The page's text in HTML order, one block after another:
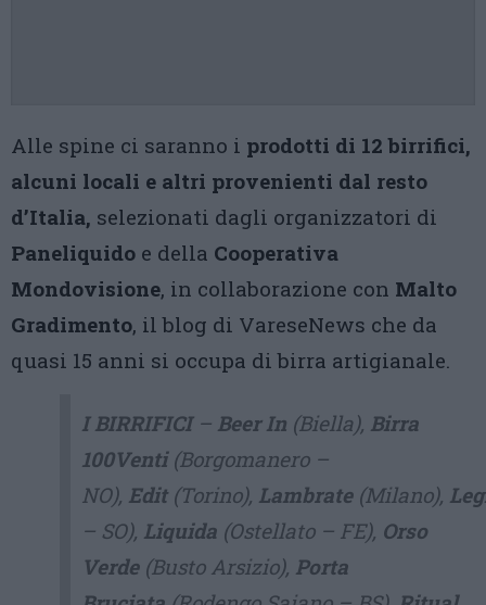
Alle spine ci saranno i prodotti di 12 birrifici,
alcuni locali e altri provenienti dal resto
d’Italia, selezionati dagli organizzatori di
Paneliquido e della Cooperativa
Mondovisione, in collaborazione con Malto
Gradimento, il blog di VareseNews che da
quasi 15 anni si occupa di birra artigianale.
I BIRRIFICI– Beer In (Biella), Birra
100Venti(Borgomanero –
NO), Edit(Torino), Lambrate(Milano),
– SO), Liquida (Ostellato – FE), Orso
Verde(Busto Arsizio), Porta